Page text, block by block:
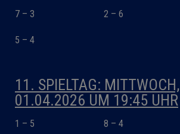
7 – 3 2 – 6
5 – 4
11. SPIELTAG: MITTWOCH,
01.04.2026 UM 19:45 UHR
1 – 5 8 – 4